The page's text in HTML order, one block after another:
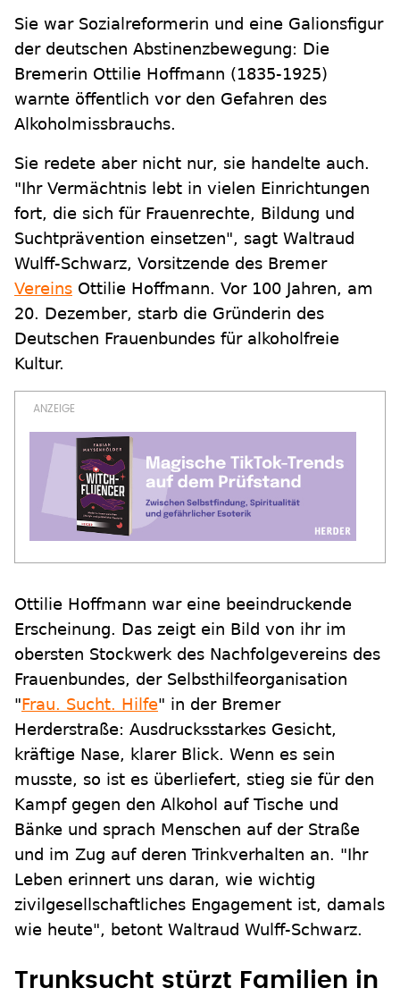
Sie war Sozialreformerin und eine Galionsfigur
der deutschen Abstinenzbewegung: Die
Bremerin Ottilie Hoffmann (1835-1925)
warnte öffentlich vor den Gefahren des
Alkoholmissbrauchs.
Sie redete aber nicht nur, sie handelte auch.
"Ihr Vermächtnis lebt in vielen Einrichtungen
fort, die sich für Frauenrechte, Bildung und
Suchtprävention einsetzen", sagt Waltraud
Wulff-Schwarz, Vorsitzende des Bremer
Vereins Ottilie Hoffmann. Vor 100 Jahren, am
20. Dezember, starb die Gründerin des
Deutschen Frauenbundes für alkoholfreie
Kultur.
Ottilie Hoffmann war eine beeindruckende
Erscheinung. Das zeigt ein Bild von ihr im
obersten Stockwerk des Nachfolgevereins des
Frauenbundes, der Selbsthilfeorganisation
"Frau. Sucht. Hilfe" in der Bremer
Herderstraße: Ausdrucksstarkes Gesicht,
kräftige Nase, klarer Blick. Wenn es sein
musste, so ist es überliefert, stieg sie für den
Kampf gegen den Alkohol auf Tische und
Bänke und sprach Menschen auf der Straße
und im Zug auf deren Trinkverhalten an. "Ihr
Leben erinnert uns daran, wie wichtig
zivilgesellschaftliches Engagement ist, damals
wie heute", betont Waltraud Wulff-Schwarz.
Trunksucht stürzt Familien in